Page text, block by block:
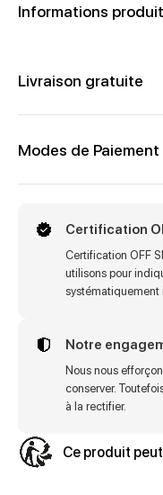
Informations produit
Livraison gratuite
Modes de Paiement
Certification
Certification OFF
utilisons pour
systématiquement
Notre
Nous nous
conserver.
à la rectifier.
Ce produit